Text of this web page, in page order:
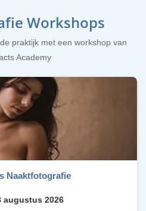
Workshops
praktijk met een workshop van
Academy
Naaktfotografie
augustus 2026